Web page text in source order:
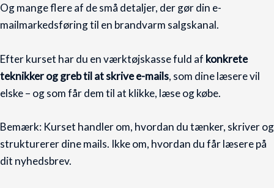
Og mange flere af de små detaljer, der gør din e-
mailmarkedsføring til en brandvarm salgskanal.
Efter kurset har du en værktøjskasse fuld af konkrete
teknikker og greb til at skrive e-mails, som dine læsere vil
elske – og som får dem til at klikke, læse og købe.
Bemærk: Kurset handler om, hvordan du tænker, skriver og
strukturerer dine mails. Ikke om, hvordan du får læsere på
dit nyhedsbrev.